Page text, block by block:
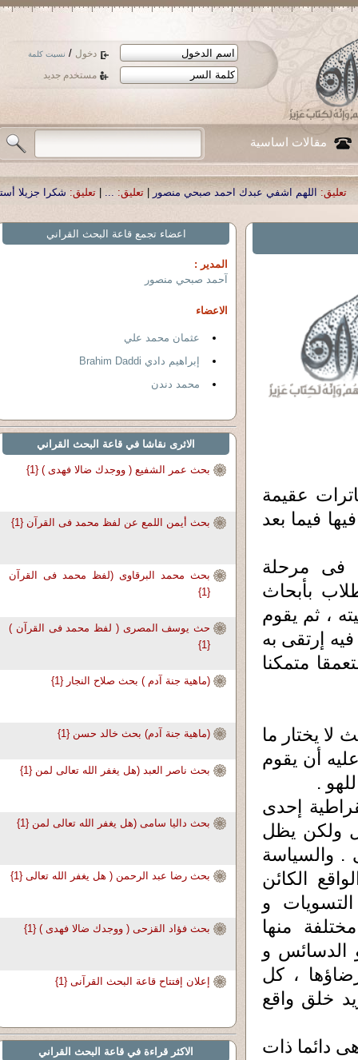
دخول / نسيت كلمة
مستخدم جديد
مقالات اساسية
عبدك احمد صبحي منصور|تعليق: ...
|تعليق: شكرا جزيلا أستاذ حمد الحمد
عقيمة
فيما بعد
فى مرحلة
بأبحاث
، ثم يقوم
إرتقى به
متمكنا
لا يختار ما
أن يقوم
.
إحدى
ولكن يظل
. والسياسة
الكائن
و
منها
الدسائس و
، كل
خلق واقع
دائما ذات
اعضاء تجمع قاعة البحث القراني
المدير :
آحمد صبحي منصور
الاعضاء
عثمان محمد علي
إبراهيم دادي Brahim Daddi
محمد دندن
الاثرى نقاشا في قاعة البحث القراني
بحث عمر الشفيع ( ووجدك ضالا فهدى ) {1}
بحث أيمن اللمع عن لفظ محمد فى القرآن {1}
بحث محمد البرقاوى (لفظ محمد فى القرآن
{1}
حث يوسف المصرى ( لفظ محمد فى القرآن )
{1}
(ماهية جنة آدم ) بحث صلاح النجار {1}
(ماهية جنة آدم) بحث خالد حسن {1}
بحث ناصر العبد (هل يغفر الله تعالى لمن {1}
بحث داليا سامى (هل يغفر الله تعالى لمن {1}
بحث رضا عبد الرحمن ( هل يغفر الله تعالى {1}
بحث فؤاد القزحى ( ووجدك ضالا فهدى ) {1}
إعلان إفتتاح قاعة البحث القرآنى {1}
الاكثر قراءة في قاعة البحث القراني